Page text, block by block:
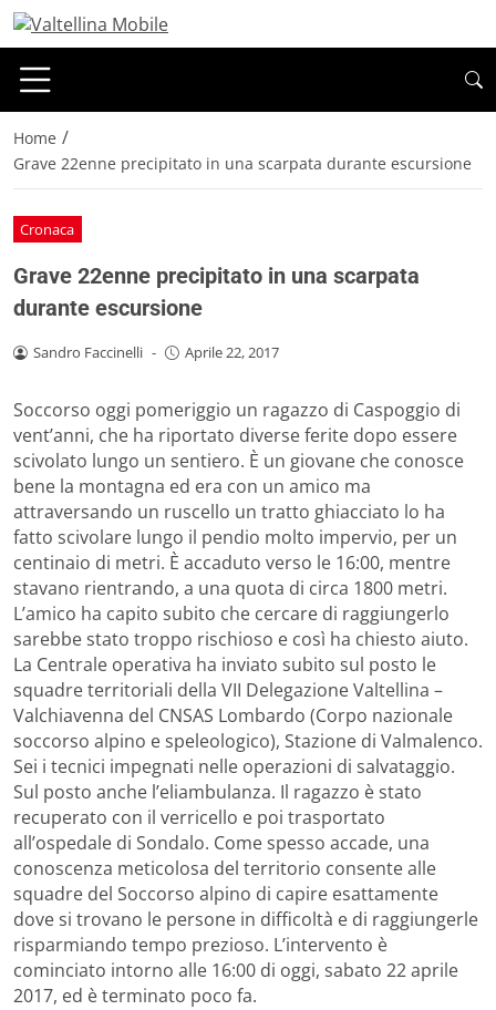
Home /
Grave 22enne precipitato in una scarpata durante escursione
Cronaca
Grave 22enne precipitato in una scarpata
durante escursione
Sandro Faccinelli - Aprile 22, 2017
Soccorso oggi pomeriggio un ragazzo di Caspoggio di
vent’anni, che ha riportato diverse ferite dopo essere
scivolato lungo un sentiero. È un giovane che conosce
bene la montagna ed era con un amico ma
attraversando un ruscello un tratto ghiacciato lo ha
fatto scivolare lungo il pendio molto impervio, per un
centinaio di metri. È accaduto verso le 16:00, mentre
stavano rientrando, a una quota di circa 1800 metri.
L’amico ha capito subito che cercare di raggiungerlo
sarebbe stato troppo rischioso e così ha chiesto aiuto.
La Centrale operativa ha inviato subito sul posto le
squadre territoriali della VII Delegazione Valtellina –
Valchiavenna del CNSAS Lombardo (Corpo nazionale
soccorso alpino e speleologico), Stazione di Valmalenco.
Sei i tecnici impegnati nelle operazioni di salvataggio.
Sul posto anche l’eliambulanza. Il ragazzo è stato
recuperato con il verricello e poi trasportato
all’ospedale di Sondalo. Come spesso accade, una
conoscenza meticolosa del territorio consente alle
squadre del Soccorso alpino di capire esattamente
dove si trovano le persone in difficoltà e di raggiungerle
risparmiando tempo prezioso. L’intervento è
cominciato intorno alle 16:00 di oggi, sabato 22 aprile
2017, ed è terminato poco fa.